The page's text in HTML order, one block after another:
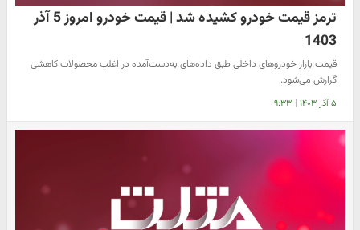
ترمز قیمت خودرو کشیده شد | قیمت خودرو امروز 5 آذر
1403
قیمت بازار خودرو‌های داخلی طبق داده‌های به‌دست‌آمده در اغلب محصولات کاهشی
گزارش می‌شود.
۵ آذر ۱۴۰۳ | ۹:۳۳